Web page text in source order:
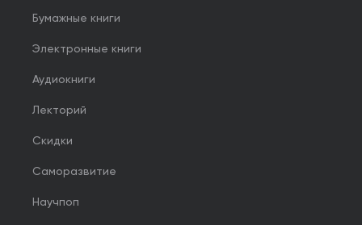
Бумажные книги
Электронные книги
Аудиокниги
Лекторий
Скидки
Саморазвитие
Научпоп